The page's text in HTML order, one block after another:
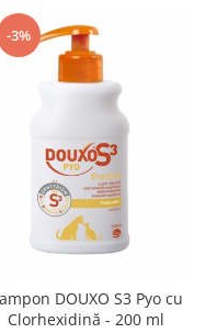
-3%
DOUXO S3 Pyo cu
Clorhexidină - 200 ml